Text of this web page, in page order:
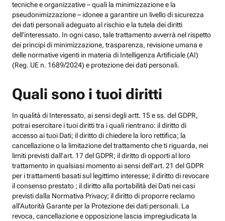
tecniche e organizzative – quali la minimizzazione e la
pseudonimizzazione – idonee a garantire un livello di sicurezza
dei dati personali adeguato al rischio e la tutela dei diritti
dell’interessato. In ogni caso, tale trattamento avverrà nel rispetto
dei principi di minimizzazione, trasparenza, revisione umana e
delle normative vigenti in materia di Intelligenza Artificiale (AI)
(Reg. UE n. 1689/2024) e protezione dei dati personali.
Quali sono i tuoi diritti
In qualità di Interessato, ai sensi degli artt. 15 e ss. del GDPR,
potrai esercitare i tuoi diritti tra i quali rientrano: il diritto di
accesso ai tuoi Dati; il diritto di chiedere la loro rettifica; la
cancellazione o la limitazione del trattamento che ti riguarda, nei
limiti previsti dall’art. 17 del GDPR; il diritto di opporti al loro
trattamento in qualsiasi momento ai sensi dell’art. 21 del GDPR
per i trattamenti basati sul legittimo interesse; il diritto di revocare
il consenso prestato ; il diritto alla portabilità dei Dati nei casi
previsti dalla Normativa Privacy; il diritto di proporre reclamo
all’Autorità Garante per la Protezione dei dati personali. La
revoca, cancellazione e opposizione lascia impregiudicata la